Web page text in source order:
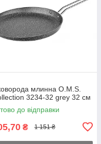
млинна O.M.S.
3234-32 grey 32 см
до відправки
₴ 1 151 ₴